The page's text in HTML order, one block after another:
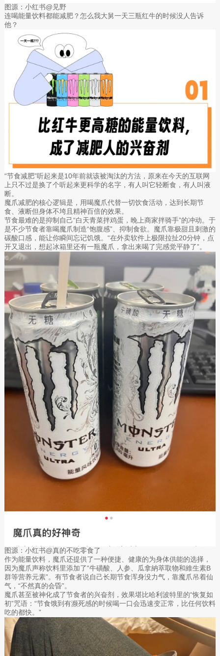
图源：小红书@见野
连喝能量饮料都能减肥？怎么我大舅一天三瓶红牛的时候没人告诉
他？
“节食减肥”听起来是10年前就该被淘汰的方法，原来在今天的互联网
上只不过是换了个听起来更科学的名字，有人叫它轻断食，有人叫液
断。
魔爪减肥的核心逻辑是，用喝魔爪代替一切饮食活动，达到长期节
食、液断但身体不垮且精神百倍的效果。
节食最难的是抑制自己“白天青菜拌鸡蛋，晚上商家拌骑手”的冲动。于
是不少节食者靠喝魔爪制造“饱腹感”、抑制食欲。魔爪靠极甜且刺激的
碳酸口感，能让你瞬间忘记饥饿。“在外卖软件上极限拉扯20分钟，点
开又退出，想起冰箱里还有一瓶魔爪，拿出来喝了完感觉平静了”。
图源：小红书@真的不吃零食了
作为能量饮料，魔爪还提供了一种便捷、健康的为身体供能的选择，
因为魔爪声称饮料里添加了“牛磺酸、人参、瓜拿納萃取物和維生素B
群等营养元素”。有节食者说自己长期节食浑身没力气，靠魔爪吊着仙
气，“不然真的会昏”。
魔爪甚至被神化成了节食者的兴奋剂，效果堪比哈利波特里的“恢复如
初”咒语：“节食饿到有濒死感的时候喝一口会迅速变正常，比任何饮料
吃的都快。”